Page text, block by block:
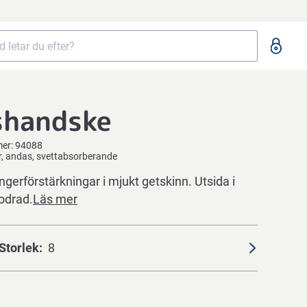
94088
andas, svettabsorberande
i mjukt getskinn. Utsida i
Läs mer
8